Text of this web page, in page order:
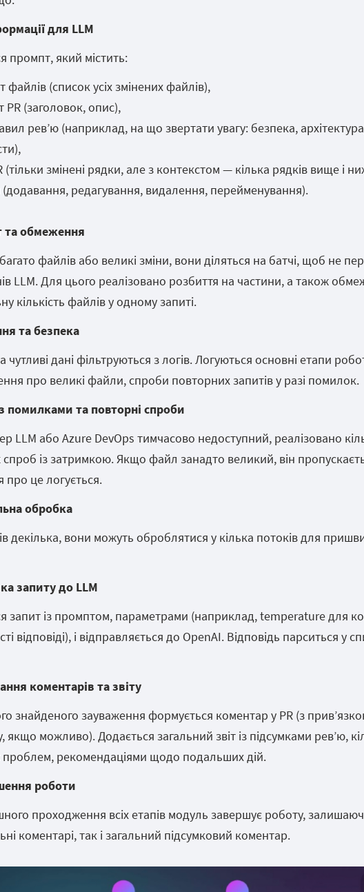
для LLM
промпт, який містить:
файлів (список усіх змінених файлів),
PR (заголовок, опис),
рев’ю (наприклад, на що звертати увагу: безпека,
(тільки змінені рядки, але з контекстом — кілька рядків вище і
(додавання, редагування, видалення, перейменування).
та обмеження
файлів або великі зміни, вони діляться на батчі, щоб не
LLM. Для цього реалізовано розбиття на частини, а також
кількість файлів у одному запиті.
та безпека
чутливі дані фільтруються з логів. Логуються основні етапи
про великі файли, спроби повторних запитів у разі помилок.
помилками та повторні спроби
LLM або Azure DevOps тимчасово недоступний, реалізовано
із затримкою. Якщо файл занадто великий, він
про це логується.
обробка
декілька, вони можуть оброблятися у кілька потоків для
запиту до LLM
запит із промптом, параметрами (наприклад, temperature для
відповіді), і відправляється до OpenAI. Відповідь парситься у
коментарів та звіту
знайденого зауваження формується коментар у PR (з
якщо можливо). Додається загальний звіт із підсумками рев’ю,
проблем, рекомендаціями щодо подальших дій.
роботи
проходження всіх етапів модуль завершує роботу,
коментарі, так і загальний підсумковий коментар.